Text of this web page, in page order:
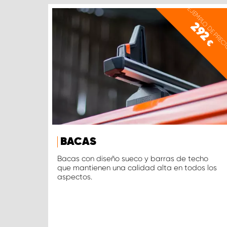
EJEMPLO DE
292
€
BACAS
Bacas con diseño sueco y barras de techo
que mantienen una calidad alta en todos los
aspectos.